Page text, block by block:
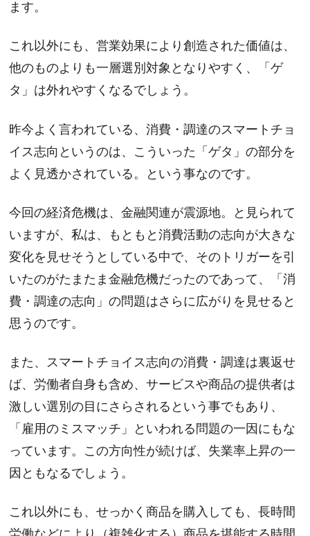
ます。
これ以外にも、営業効果により創造された価値は、
他のものよりも一層選別対象となりやすく、「ゲ
タ」は外れやすくなるでしょう。
昨今よく言われている、消費・調達のスマートチョ
イス志向というのは、こういった「ゲタ」の部分を
よく見透かされている。という事なのです。
今回の経済危機は、金融関連が震源地。と見られて
いますが、私は、もともと消費活動の志向が大きな
変化を見せそうとしている中で、そのトリガーを引
いたのがたまたま金融危機だったのであって、「消
費・調達の志向」の問題はさらに広がりを見せると
思うのです。
また、スマートチョイス志向の消費・調達は裏返せ
ば、労働者自身も含め、サービスや商品の提供者は
激しい選別の目にさらされるという事でもあり、
「雇用のミスマッチ」といわれる問題の一因にもな
っています。この方向性が続けば、失業率上昇の一
因ともなるでしょう。
これ以外にも、せっかく商品を購入しても、長時間